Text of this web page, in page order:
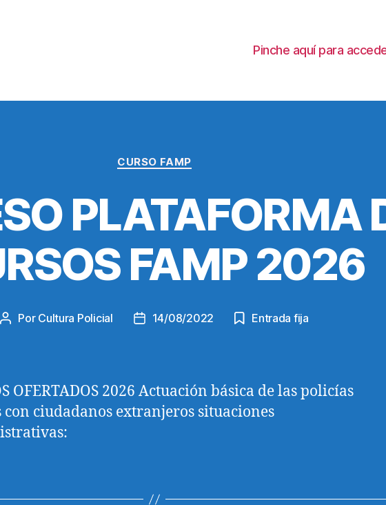
Pinche aquí para
Categorías
CURSO FAMP
PLATAFORMA
FAMP 2026
Autor
Por Cultura Policial
Fecha14/08/2022 Entrada fija
OFERTADOS 2026 Actuación básica de las policías
con ciudadanos extranjeros situaciones